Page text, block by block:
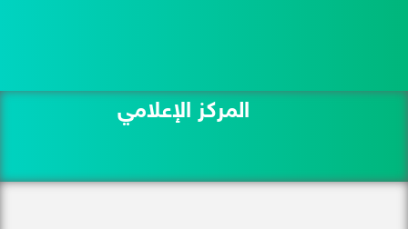
المركز الإعلامي